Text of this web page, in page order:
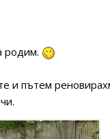
родим.
пътем